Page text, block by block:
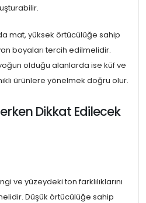
mat, yüksek örtücülüğe sahip
boyaları tercih edilmelidir.
olduğu alanlarda ise küf ve
ürünlere yönelmek doğru olur.
Dikkat Edilecek
ve yüzeydeki ton farklılıklarını
Düşük örtücülüğe sahip